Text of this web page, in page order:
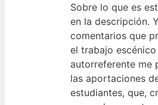
Sobre lo que es
en la descripción.
comentarios que
el trabajo
autorreferente me
las aportaciones
estudiantes, que,